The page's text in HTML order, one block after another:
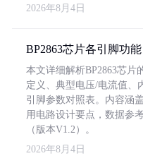
2026年8月4日
BP2863芯片各引脚功能
本文详细解析BP2863芯片
定义、典型电压/电流值、
引脚参数对照表。内容涵
用电路设计要点，数据参
（版本V1.2）。
2026年8月4日